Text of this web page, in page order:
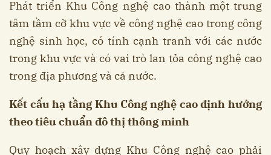
Phát triển Khu Công nghệ cao thành một trung
tâm tầm cỡ khu vực về công nghệ cao trong công
nghệ sinh học, có tính cạnh tranh với các nước
trong khu vực và có vai trò lan tỏa công nghệ cao
trong địa phương và cả nước.
Kết cấu hạ tầng Khu Công nghệ cao định hướng
theo tiêu chuẩn đô thị thông minh
Quy hoạch xây dựng Khu Công nghệ cao phải